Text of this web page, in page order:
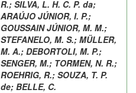
R.; SILVA, L. H. C. P. da;
ARAÚJO JÚNIOR, I. P.;
GOUSSAIN JÚNIOR, M. M.;
STEFANELO, M. S.; MÜLLER,
M. A.; DEBORTOLI, M. P.;
SENGER, M.; TORMEN, N. R.;
ROEHRIG, R.; SOUZA, T. P.
de; BELLE, C.